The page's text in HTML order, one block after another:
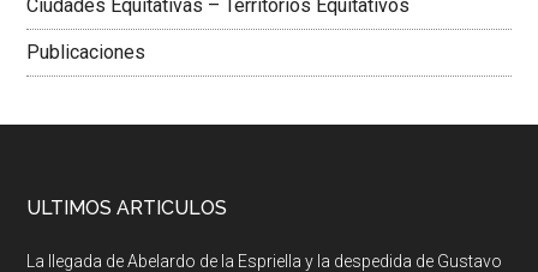
Ciudades Equitativas – Territorios Equitativos
Publicaciones
ULTIMOS ARTICULOS
La llegada de Abelardo de la Espriella y la despedida de Gustavo